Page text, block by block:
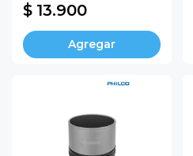
$ 13.900
Agregar